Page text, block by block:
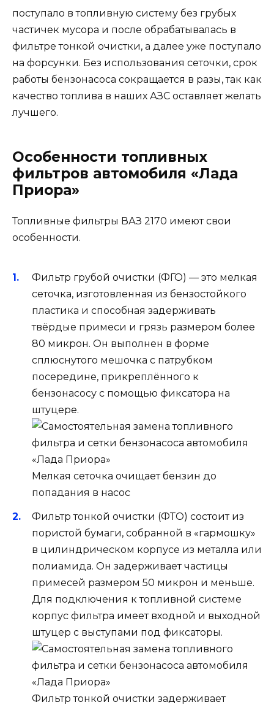
поступало в топливную систему без грубых
частичек мусора и после обрабатывалась в
фильтре тонкой очистки, а далее уже поступало
на форсунки. Без использования сеточки, срок
работы бензонасоса сокращается в разы, так как
качество топлива в наших АЗС оставляет желать
лучшего.
Особенности топливных
фильтров автомобиля «Лада
Приора»
Топливные фильтры ВАЗ 2170 имеют свои
особенности.
Фильтр грубой очистки (ФГО) — это мелкая
сеточка, изготовленная из бензостойкого
пластика и способная задерживать
твёрдые примеси и грязь размером более
80 микрон. Он выполнен в форме
сплюснутого мешочка с патрубком
посередине, прикреплённого к
бензонасосу с помощью фиксатора на
штуцере.
Мелкая сеточка очищает бензин до
попадания в насос
Фильтр тонкой очистки (ФТО) состоит из
пористой бумаги, собранной в «гармошку»
в цилиндрическом корпусе из металла или
полиамида. Он задерживает частицы
примесей размером 50 микрон и меньше.
Для подключения к топливной системе
корпус фильтра имеет входной и выходной
штуцер с выступами под фиксаторы.
Фильтр тонкой очистки задерживает